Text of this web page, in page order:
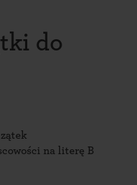
do
na literę B